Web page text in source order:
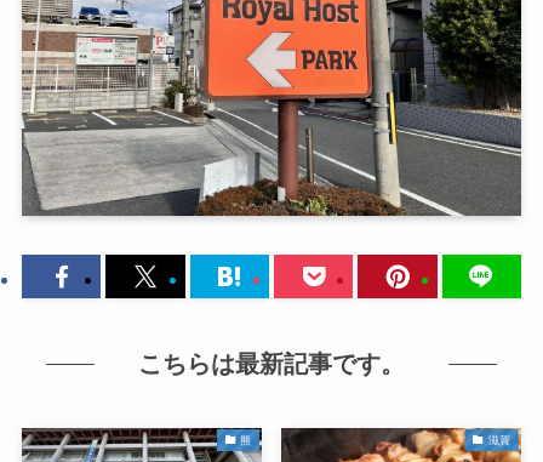
こちらは最新記事です。
熊 滋賀